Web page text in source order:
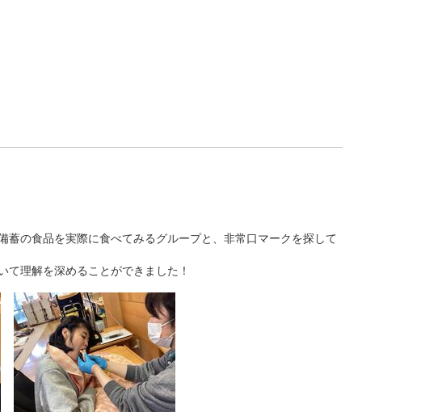
の食品を実際に食べてみるグループと、非常口マークを探して
理解を深めることができました！